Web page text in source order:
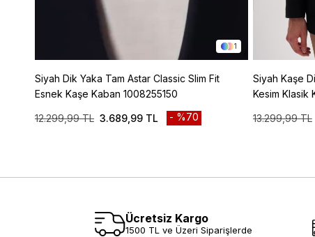
1
Siyah Dik Yaka Tam Astar Classic Slim Fit
Esnek Kaşe Kaban 1008255150
3.689,99 TL
12.299,99 TL %70
Siyah Kaşe
Kesim Klasik
13.299,99 TL
Ücretsiz Kargo
1500 TL ve Üzeri Siparişlerde